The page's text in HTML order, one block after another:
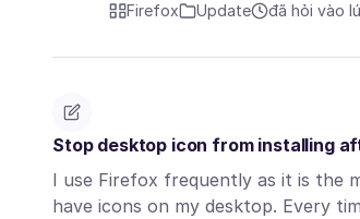
Firefox Update đã hỏi vào
Stop desktop icon from installing
I use Firefox frequently as it is the
have icons on my desktop. Every